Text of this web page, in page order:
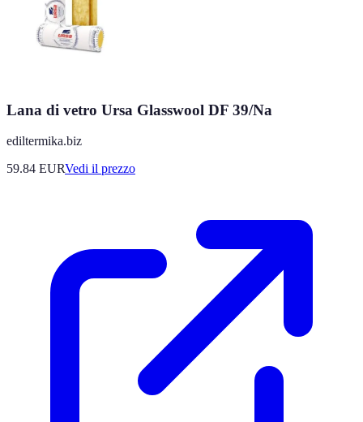
Lana di vetro Ursa Glasswool DF 39/Na
ediltermika.biz
59.84 EURVedi il prezzo